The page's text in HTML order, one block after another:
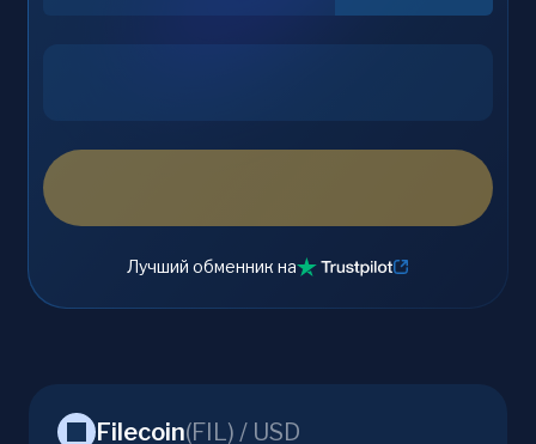
Лучший обменник на
Filecoin(FIL) / USD